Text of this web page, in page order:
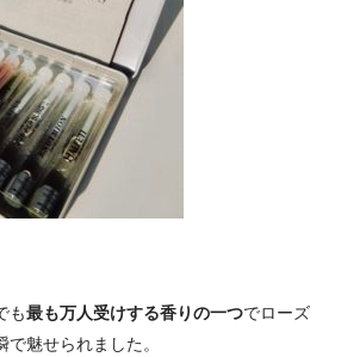
も最も万人受けする香りの一つでローズ
魅せられました。